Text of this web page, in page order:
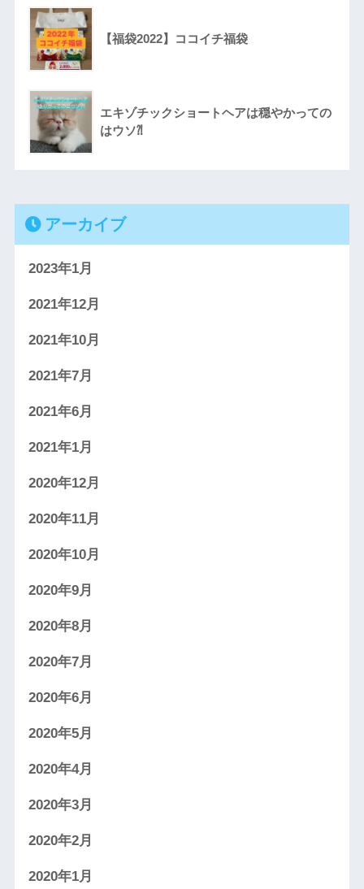
【福袋2022】ココイチ福袋
エキゾチックショートヘアは穏やかっての
はウソ⁈
アーカイブ
2023年1月
2021年12月
2021年10月
2021年7月
2021年6月
2021年1月
2020年12月
2020年11月
2020年10月
2020年9月
2020年8月
2020年7月
2020年6月
2020年5月
2020年4月
2020年3月
2020年2月
2020年1月